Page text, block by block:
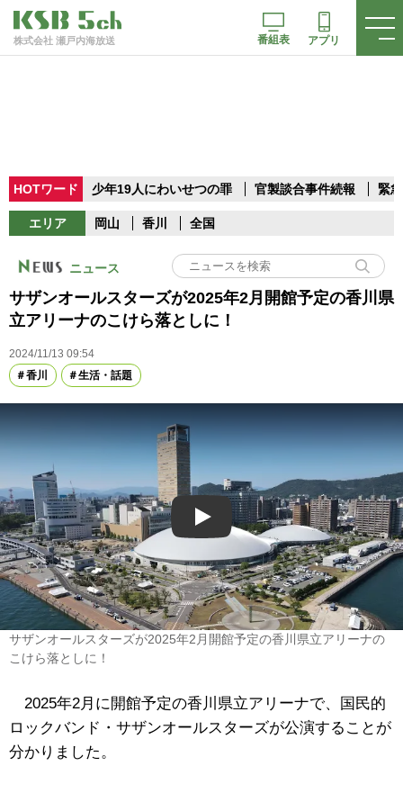
株式会社 瀬戸内海放送 番組表 アプリ
HOTワード 少年19人にわいせつの罪 官製談合事件続報 緊
エリア 岡山 香川 全国
ニュース
サザンオールスターズが2025年2月開館予定の香川県
立アリーナのこけら落としに！
2024/11/13 09:54
香川
生活・話題
Play
サザンオールスターズが2025年2月開館予定の香川県立アリーナの
こけら落としに！
2025年2月に開館予定の香川県立アリーナで、国民的
ロックバンド・サザンオールスターズが公演することが
分かりました。